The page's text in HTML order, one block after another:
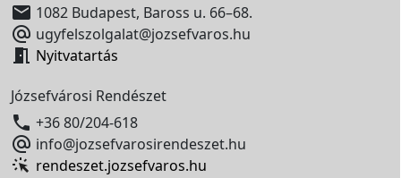
 1082 Budapest, Baross u. 66–68.
 ugyfelszolgalat@jozsefvaros.hu
 Nyitvatartás
Józsefvárosi Rendészet
 +36 80/204-618
 info@jozsefvarosirendeszet.hu
rendeszet.jozsefvaros.hu